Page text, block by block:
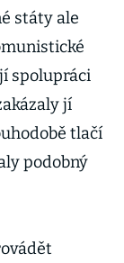
státy ale
spolupráci
jí
tlačí
podobný